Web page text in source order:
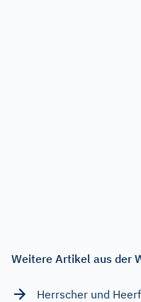
Weitere Artikel aus der
Herrscher und